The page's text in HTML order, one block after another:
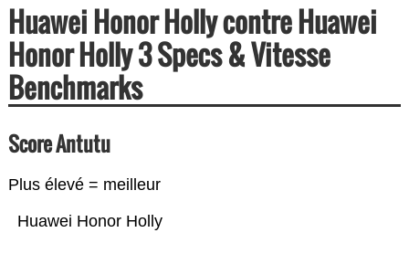
Huawei Honor Holly contre Huawei
Honor Holly 3 Specs & Vitesse
Benchmarks
Score Antutu
Plus élevé = meilleur
Huawei Honor Holly